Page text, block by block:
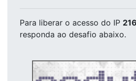
Para liberar o acesso do IP
responda ao desafio abaixo.